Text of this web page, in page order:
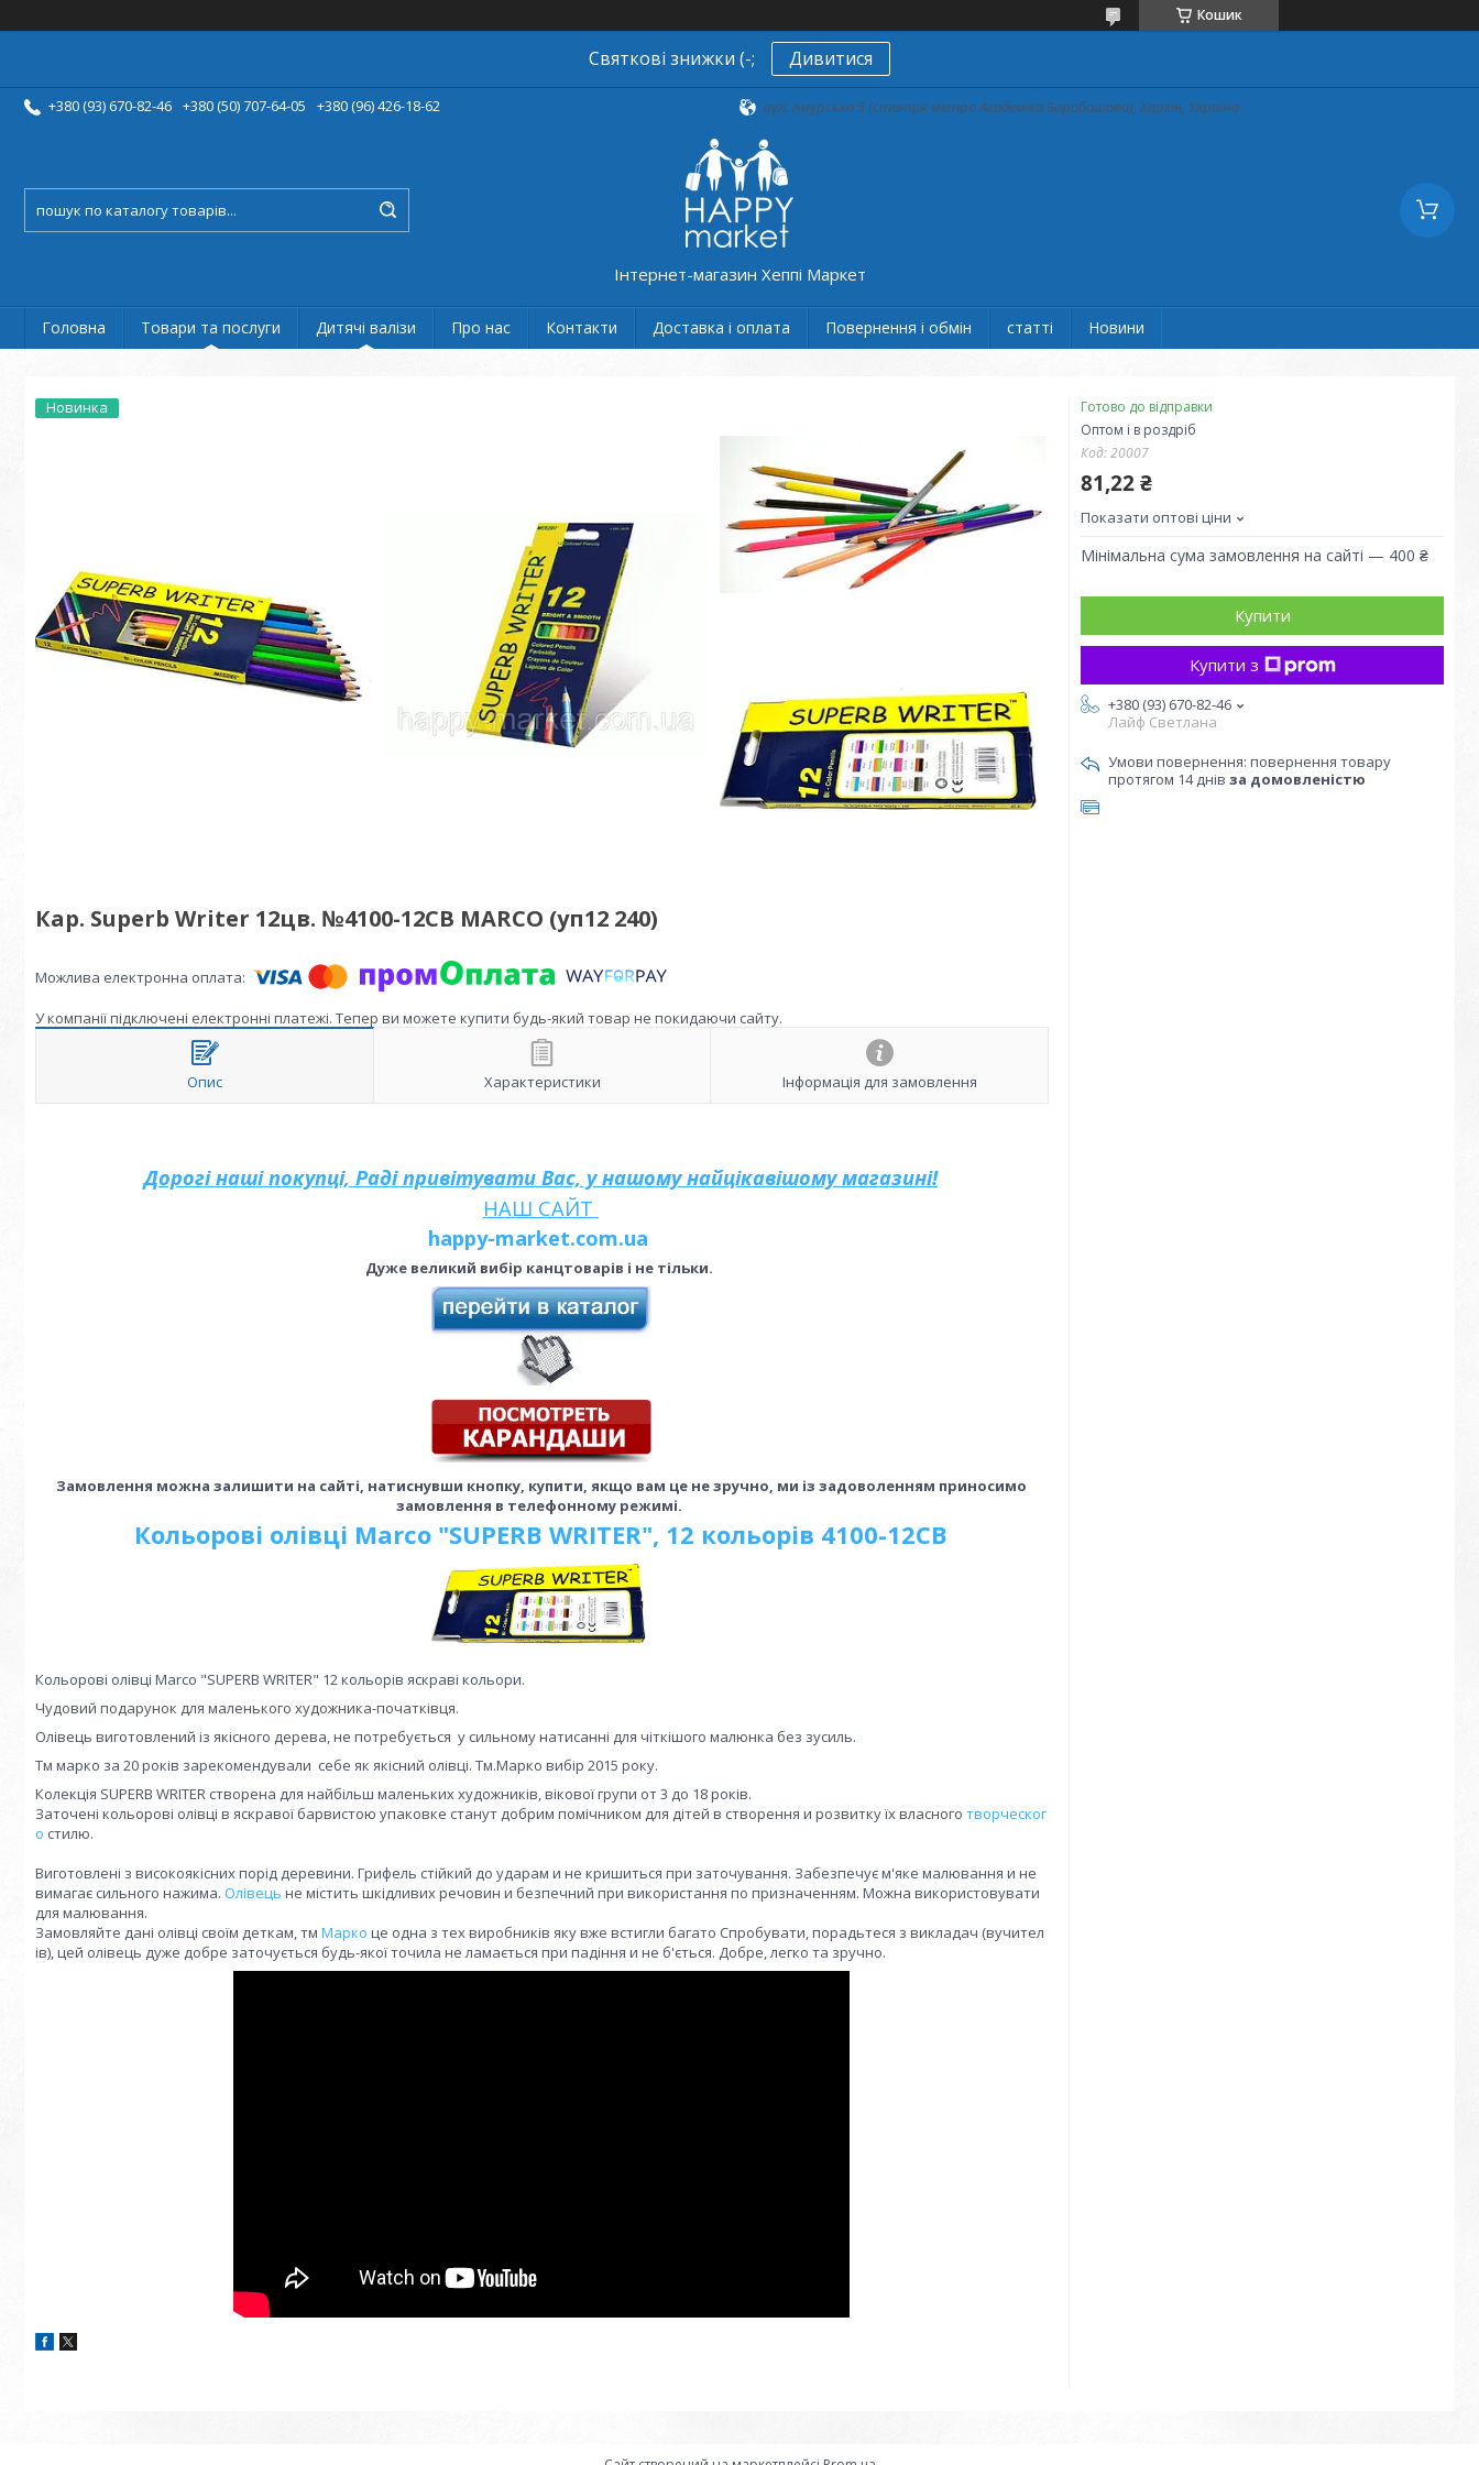
Кошик
Святкові знижки (-; Дивитися
+380 (93) 670-82-46 +380 (50) 707-64-05 +380 (96) 426-18-62 вул. Амурська 5 (станція метро Академіка Барабашова), Харків, Україна
Інтернет-магазин Хеппі Маркет
Головна Товари та послуги Дитячі валізи Про нас Контакти Доставка і оплата Повернення і обмін статті Новини
Новинка
Кар. Superb Writer 12цв. №4100-12CB MARCO (уп12 240)
У компанії підключені електронні платежі. Тепер ви можете купити будь-який товар не покидаючи сайту.
Опис Характеристики Інформація для замовлення
Дорогі наші покупці, Раді привітувати Вас, у нашому найцікавішому магазині!
НАШ САЙТ
happy-market.com.ua
Дуже великий вибір канцтоварів і не тільки.
Замовлення можна залишити на сайті, натиснувши кнопку, купити, якщо вам це не зручно, ми із задоволенням приносимо
замовлення в телефонному режимі.
Кольорові олівці Marco "SUPERB WRITER", 12 кольорів 4100-12CB
Кольорові олівці Marco "SUPERB WRITER" 12 кольорів яскраві кольори.
Чудовий подарунок для маленького художника-початківця.
Олівець виготовлений із якісного дерева, не потребується у сильному натисанні для чіткішого малюнка без зусиль.
Тм марко за 20 років зарекомендували себе як якісний олівці. Тм.Марко вибір 2015 року.
Колекція SUPERB WRITER створена для найбільш маленьких художників, вікової групи от 3 до 18 років.
Заточені кольорові олівці в яскравої барвистою упаковке станут добрим помічником для дітей в створення и розвитку їх власного творческог
о стилю.
Виготовлені з високоякісних порід деревини. Грифель стійкий до ударам и не кришиться при заточування. Забезпечує м'яке малювання и не
вимагає сильного нажима. Олівець не містить шкідливих речовин и безпечний при використання по призначенням. Можна використовувати
для малювання.
Замовляйте дані олівці своїм деткам, тм Марко це одна з тех виробників яку вже встигли багато Спробувати, порадьтеся з викладач (вучител
ів), цей олівець дуже добре заточується будь-якої точила не ламається при падіння и не б'ється. Добре, легко та зручно.
Готово до відправки
Оптом і в роздріб
Код:20007
81,22 ₴
Показати оптові ціни
Мінімальна сума замовлення на сайті — 400 ₴
Купити
Купити з
+380 (93) 670-82-46
Лайф Светлана
повернення товару
протягом 14 днів за домовленістю